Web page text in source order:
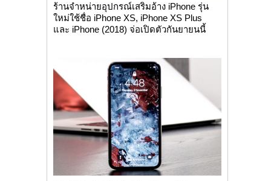
ร้านจำหน่ายอุปกรณ์เสริมอ้าง iPhone รุ่น
ใหม่ใช้ชื่อ iPhone XS, iPhone XS Plus
และ iPhone (2018) จ่อเปิดตัวกันยายนนี้